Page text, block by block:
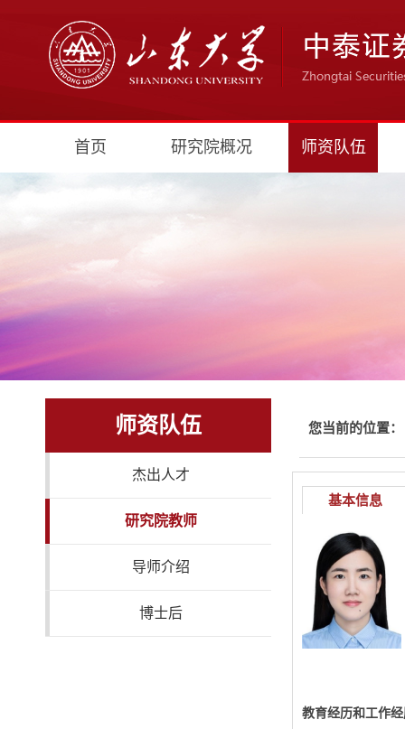
首页 研究院概况 师资队伍
师资队伍
杰出人才
研究院教师
导师介绍
博士后
您当前的位置：
基本信息
教育经历和工作